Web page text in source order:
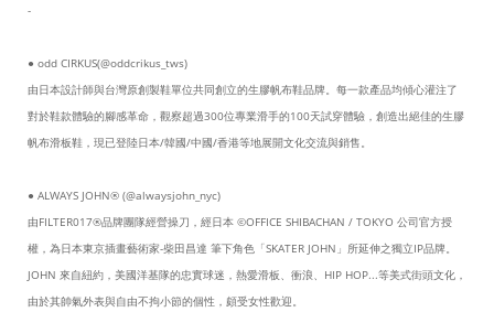
-
● odd CIRKUS(@oddcrikus_tws)
由日本設計師與台灣原創製鞋單位共同創立的生膠帆布鞋品牌。每一款產品均傾心灌注了
對於鞋款體驗的腳感革命，觀察超過300位專業滑手的100天試穿體驗，創造出絕佳的生膠
帆布滑板鞋，現已登陸日本/韓國/中國/香港等地展開文化交流與銷售。
● ALWAYS JOHN® (@alwaysjohn_nyc)
由FILTER017®品牌團隊經營操刀，經日本 ©OFFICE SHIBACHAN / TOKYO 公司官方授
權，為日本東京插畫藝術家-柴田昌達 筆下角色「SKATER JOHN」所延伸之獨立IP品牌。
JOHN 來自紐約，美國洋基隊的忠實球迷，熱愛滑板、衝浪、HIP HOP...等美式街頭文化，
由於其帥氣外表與自由不拘小節的個性，頗受女性歡迎。